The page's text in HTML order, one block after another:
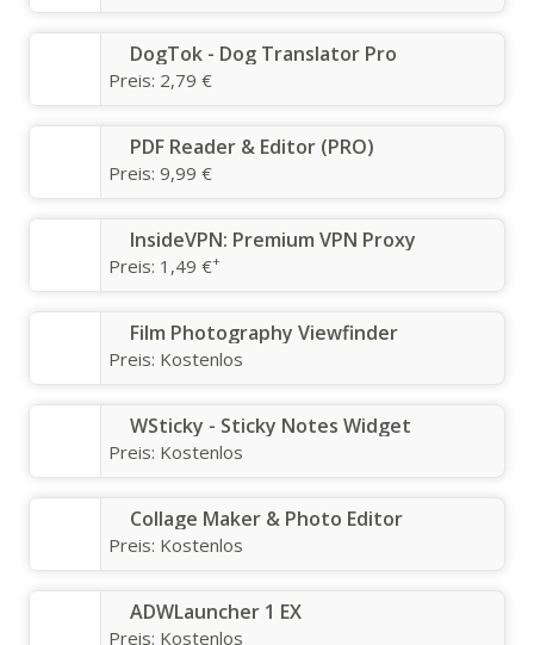
DogTok - Dog Translator Pro
Preis: 2,79 €
PDF Reader & Editor (PRO)
Preis: 9,99 €
InsideVPN: Premium VPN Proxy
Preis: 1,49 €+
Film Photography Viewfinder
Preis: Kostenlos
WSticky - Sticky Notes Widget
Preis: Kostenlos
Collage Maker & Photo Editor
Preis: Kostenlos
ADWLauncher 1 EX
Preis: Kostenlos